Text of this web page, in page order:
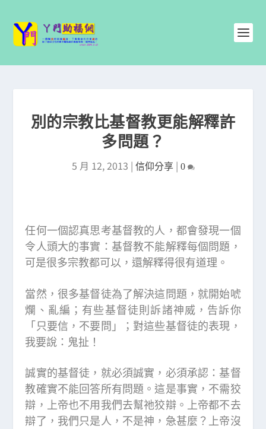
別的宗教比基督教更能解釋許
多問題？
5 月 12, 2013 | 信仰分享| 0
任何一個認真思考基督教的人，都會發現一個
令人頭大的事實：基督教不能解釋每個問題，
可是很多宗教都可以，還解釋得很有道理。
當然，很多基督徒為了解決這問題，就開始唬
爛、亂編；有些基督徒則訴諸神威，告訴你
「只要信，不要問」；對這些基督徒的表現，
我要說：鬼扯！
誠實的基督徒，就必須誠實，必須承認：基督
教確實不能回答所有問題。這是事實，不需狡
辯，上帝也不用我們去幫祂狡辯。上帝都不去
辯了，我們只是人，不是神，急甚麼？上帝沒